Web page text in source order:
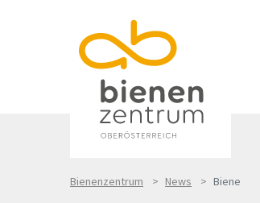
Bienenzentrum News Biene